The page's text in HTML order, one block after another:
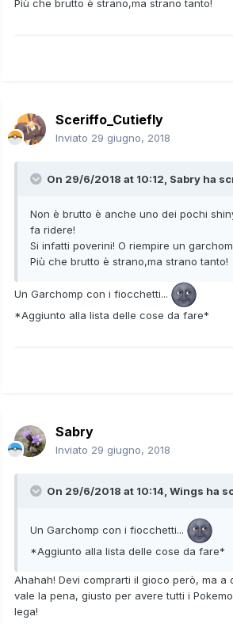
Più che brutto è strano,ma strano tanto!
Sceriffo_Cutiefly
Inviato 29 giugno, 2018
On 29/6/2018 at 10:12, Sabry ha
Non è brutto è anche uno dei pochi
fa ridere!
Si infatti poverini! O riempire un
Più che brutto è strano,ma strano tanto!
Un Garchomp con i fiocchetti...
*Aggiunto alla lista delle cose da fare*
Sabry
Inviato 29 giugno, 2018
On 29/6/2018 at 10:14, Wings ha
Un Garchomp con i fiocchetti...
*Aggiunto alla lista delle cose da fare*
Ahahah! Devi comprarti il gioco però, ma a
vale la pena, giusto per avere tutti i
lega!